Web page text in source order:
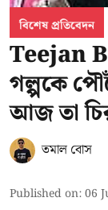
বিশেষ প্রতিবেদন
Teejan
গল্পকে
আজ তা
তমাল বোস
Published on:06